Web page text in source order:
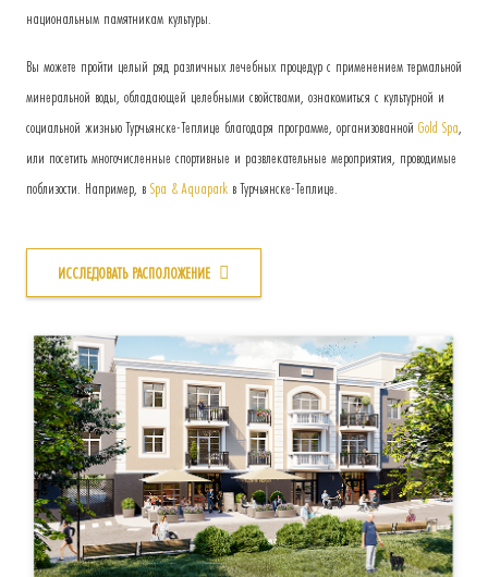
национальным памятникам культуры.
Вы можете пройти целый ряд различных лечебных процедур с применением термальной
минеральной воды, обладающей целебными свойствами, ознакомиться с культурной и
социальной жизнью Турчьянске-Теплице благодаря программе, организованной Gold Spa,
или посетить многочисленные спортивные и развлекательные мероприятия, проводимые
поблизости. Например, в Spa & Aquapark в Турчьянске-Теплице.
ИССЛЕДОВАТЬ РАСПОЛОЖЕНИЕ